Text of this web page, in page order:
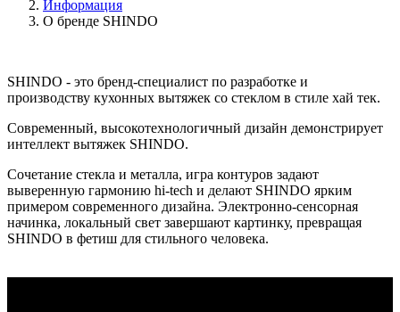
Информация
О бренде SHINDO
SHINDO - это бренд-специалист по разработке и
производству кухонных вытяжек со стеклом в стиле хай тек.
Современный, высокотехнологичный дизайн демонстрирует
интеллект вытяжек SHINDO.
Сочетание стекла и металла, игра контуров задают
выверенную гармонию hi-tech и делают SHINDO ярким
примером современного дизайна. Электронно-сенсорная
начинка, локальный свет завершают картинку, превращая
SHINDO в фетиш для стильного человека.